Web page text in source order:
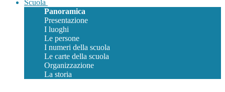
Scuola
Panoramica
Presentazione
I luoghi
Le persone
I numeri della scuola
Le carte della scuola
Organizzazione
La storia